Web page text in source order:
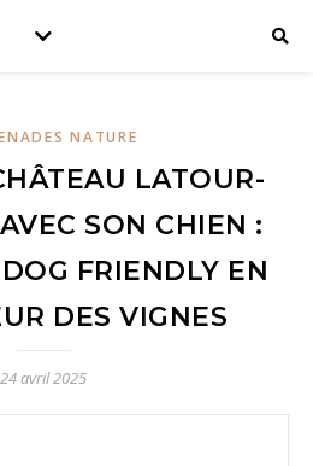
NATURE
LATOUR-
SON CHIEN :
FRIENDLY EN
DES VIGNES
24 avril 2025